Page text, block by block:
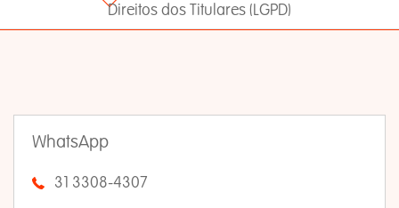
Direitos dos Titulares (LGPD)
WhatsApp
31 3308-4307